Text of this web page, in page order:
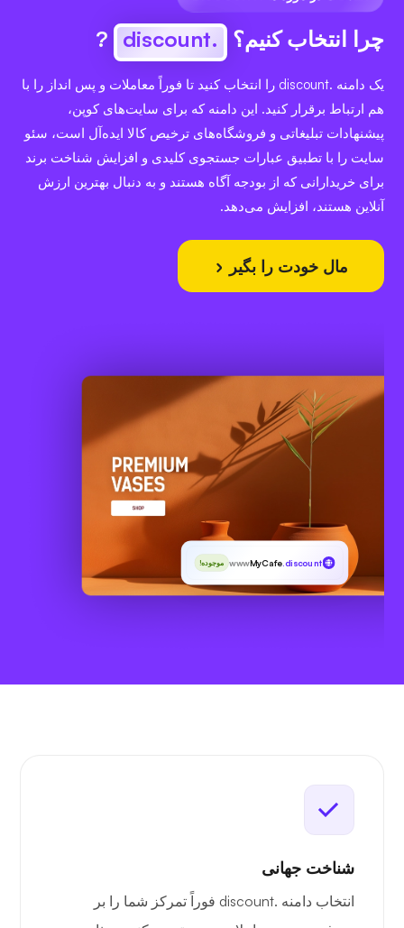
چرا انتخاب کنیم؟ .discount
?
یک دامنه .discount را انتخاب کنید تا فوراً معاملات و پس انداز را با
هم ارتباط برقرار کنید. این دامنه که برای سایت‌های کوپن،
پیشنهادات تبلیغاتی و فروشگاه‌های ترخیص کالا ایده‌آل است، سئو
سایت را با تطبیق عبارات جستجوی کلیدی و افزایش شناخت برند
برای خریدارانی که از بودجه آگاه هستند و به دنبال بهترین ارزش
آنلاین هستند، افزایش می‌دهد.
مال خودت را بگیر
wwwMyCafe.discount موجوده!
شناخت جهانی
انتخاب دامنه .discount فوراً تمرکز شما را بر